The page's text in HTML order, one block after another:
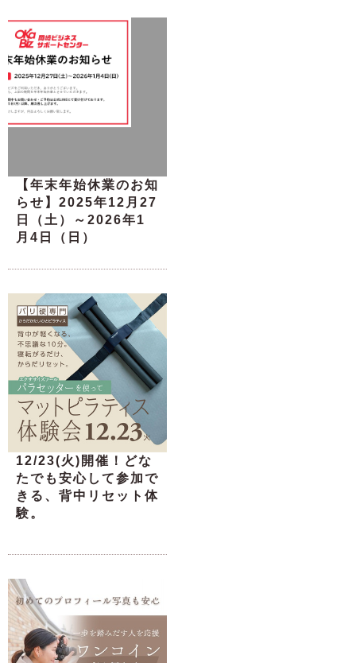
【年末年始休業のお知
らせ】2025年12月27
日（土）～2026年1
月4日（日）
12/23(火)開催！どな
たでも安心して参加で
きる、背中リセット体
験。